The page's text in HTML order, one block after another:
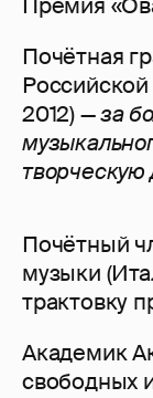
Премия
Почётная
2012) —за
творческую
Почётный
музыки
трактовку
Академик
свободных